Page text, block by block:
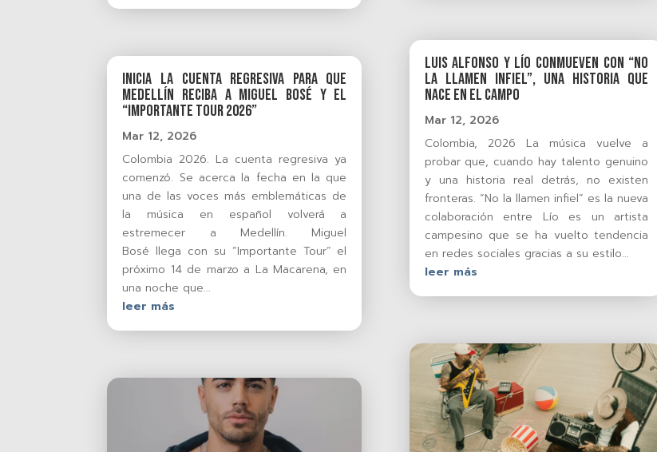
Inicia la cuenta regresiva para que
Medellín reciba a Miguel Bosé y el
“Importante Tour 2026”
Mar 12, 2026
Colombia 2026. La cuenta regresiva ya
comenzó. Se acerca la fecha en la que
una de las voces más emblemáticas de
la música en español volverá a
estremecer a Medellín. Miguel
Bosé llega con su “Importante Tour” el
próximo 14 de marzo a La Macarena, en
una noche que...
leer más
Luis Alfonso y Lío conmueven con “No
la llamen infiel”, una historia que
nace en el campo
Mar 12, 2026
Colombia, 2026 La música vuelve a
probar que, cuando hay talento genuino
y una historia real detrás, no existen
fronteras. “No la llamen infiel” es la nueva
colaboración entre Lío es un artista
campesino que se ha vuelto tendencia
en redes sociales gracias a su estilo...
leer más